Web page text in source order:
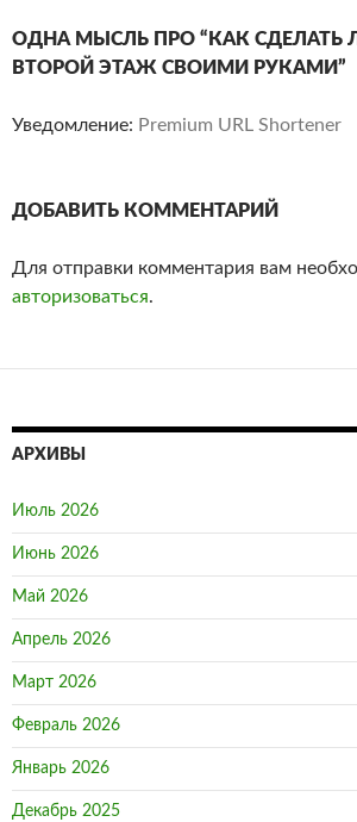
ОДНА МЫСЛЬ ПРО “КАК СДЕЛАТЬ
ВТОРОЙ ЭТАЖ СВОИМИ РУКАМИ”
Уведомление: Premium URL Shortener
ДОБАВИТЬ КОММЕНТАРИЙ
Для отправки комментария вам
авторизоваться.
АРХИВЫ
Июль 2026
Июнь 2026
Май 2026
Апрель 2026
Март 2026
Февраль 2026
Январь 2026
Декабрь 2025